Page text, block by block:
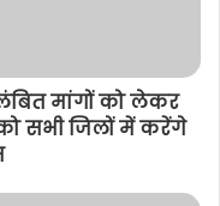
मांगों को लेकर
सभी जिलों में करेंगे